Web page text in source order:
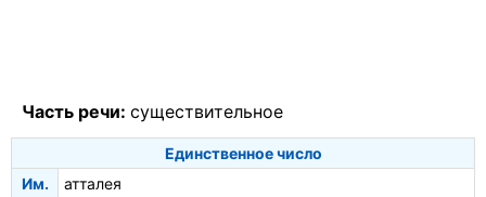
Часть речи: существительное
Единственное число
Им.
атталея